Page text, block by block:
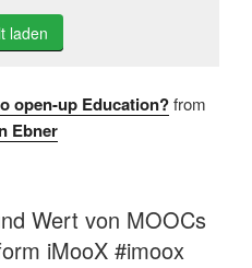
laden
open-up Education? from
Ebner
Wert von MOOCs
iMooX #imoox